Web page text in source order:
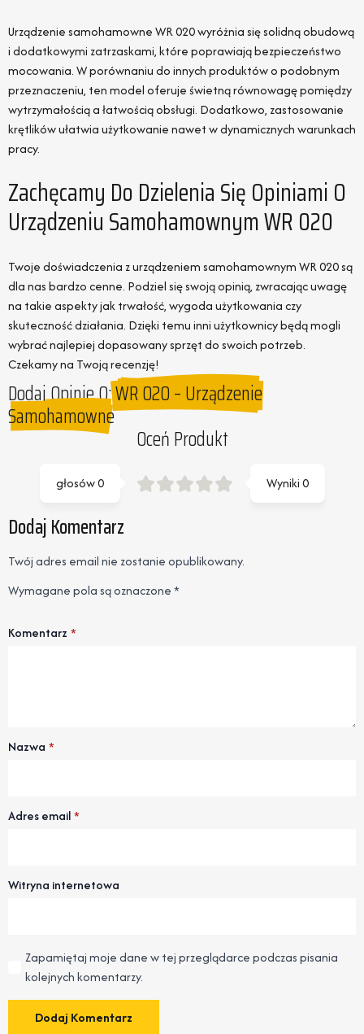
Urządzenie samohamowne WR 020 wyróżnia się solidną obudową
i dodatkowymi zatrzaskami, które poprawiają bezpieczeństwo
mocowania. W porównaniu do innych produktów o podobnym
przeznaczeniu, ten model oferuje świetną równowagę pomiędzy
wytrzymałością a łatwością obsługi. Dodatkowo, zastosowanie
krętlików ułatwia użytkowanie nawet w dynamicznych warunkach
pracy.
Zachęcamy Do Dzielenia Się Opiniami O
Urządzeniu Samohamownym WR 020
Twoje doświadczenia z urządzeniem samohamownym WR 020 są
dla nas bardzo cenne. Podziel się swoją opinią, zwracając uwagę
na takie aspekty jak trwałość, wygoda użytkowania czy
skuteczność działania. Dzięki temu inni użytkownicy będą mogli
wybrać najlepiej dopasowany sprzęt do swoich potrzeb.
Czekamy na Twoją recenzję!
Dodaj Opinie O:WR 020 – Urządzenie
Samohamowne
Oceń Produkt
Wyniki0
głosów0
Dodaj Komentarz
Twój adres email nie zostanie opublikowany.
Wymagane pola są oznaczone*
Komentarz *
Nazwa *
Adres email*
Witryna internetowa
Zapamiętaj moje dane w tej przeglądarce podczas pisania
kolejnych komentarzy.